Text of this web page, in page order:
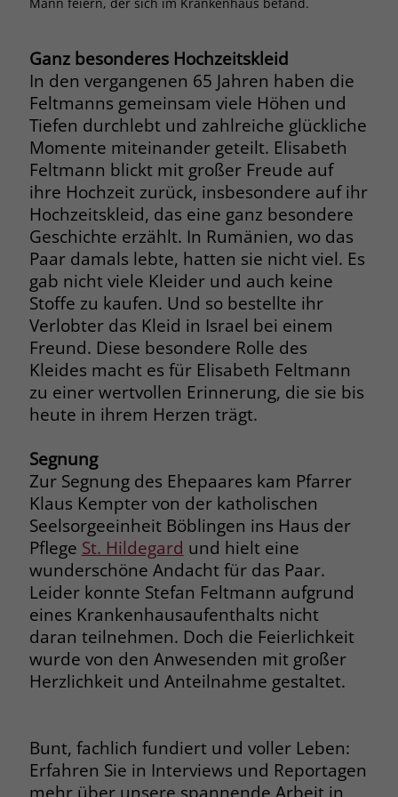
Ganz besonderes Hochzeitskleid
In den vergangenen 65 Jahren haben die
Feltmanns gemeinsam viele Höhen und
Tiefen durchlebt und zahlreiche glückliche
Momente miteinander geteilt. Elisabeth
Feltmann blickt mit großer Freude auf
ihre Hochzeit zurück, insbesondere auf ihr
Hochzeitskleid, das eine ganz besondere
Geschichte erzählt. In Rumänien, wo das
Paar damals lebte, hatten sie nicht viel. Es
gab nicht viele Kleider und auch keine
Stoffe zu kaufen. Und so bestellte ihr
Verlobter das Kleid in Israel bei einem
Freund. Diese besondere Rolle des
Kleides macht es für Elisabeth Feltmann
zu einer wertvollen Erinnerung, die sie bis
heute in ihrem Herzen trägt.
Segnung
Zur Segnung des Ehepaares kam Pfarrer
Klaus Kempter von der katholischen
Seelsorgeeinheit Böblingen ins Haus der
Pflege St. Hildegard und hielt eine
wunderschöne Andacht für das Paar.
Leider konnte Stefan Feltmann aufgrund
eines Krankenhausaufenthalts nicht
daran teilnehmen. Doch die Feierlichkeit
wurde von den Anwesenden mit großer
Herzlichkeit und Anteilnahme gestaltet.
Bunt, fachlich fundiert und voller Leben:
Erfahren Sie in Interviews und Reportagen
mehr über unsere spannende Arbeit in
Anbieter stiftung-liebenau.de
Laufzeit Session
Zweck
Behält die Zustände des Benutzers bei
allen Seitenanfragen bei.
Name cookie_optin
Anbieter www.stiftung-liebenau.de
Laufzeit 1 Monat
Zweck
Behält die Zustimmung des Benutzers
zum Cookie Opt-In
Name __cf_bm
Anbieter
Laufzeit 30 Minuten
Zweck
This cookie, set by Cloudflare, is used to
support Cloudflare Bot Management.
Name JSessionID
Anbieter jobs.stiftung-liebenau.de
Zweck
allen Seitenanfragen bei.
Zweck
Dadurch wird gewährleistet, dass
Aktionen, die bei späteren Besuchen
derselben Website durchgeführt
werden, mit derselben
Benutzerkennung verknüpft werden.
Name _clsk
Anbieter www.clarity.ms
Laufzeit 1 Jahr
Zweck
Microsoft Clarity setzt dieses Cookie,
um die Seitenaufrufe eines Benutzers
zu speichern und in einer einzigen
Sitzungsaufzeichnung
zusammenzufassen.
Anbieter Google Ads
Laufzeit 90 Tage
Zweck Enthält eine zufallsgenerierte User-ID.
Name _gcl_aw
Anbieter Google Ads
Laufzeit 90 Tage
User über einen Klick auf eine Google
Werbeanzeige auf die Website gelangt.
Es enthält Informationen darüber,